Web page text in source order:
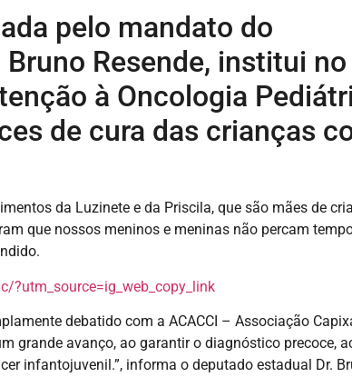
pelo mandato do
Resende, institui no
à Oncologia
de cura das crianças
da Luzinete e da Priscila, que são mães de
que nossos meninos e meninas não percam
debatido com a ACACCI – Associação
grande avanço, ao garantir o diagnóstico precoce,
infantojuvenil.”, informa o deputado estadual Dr.